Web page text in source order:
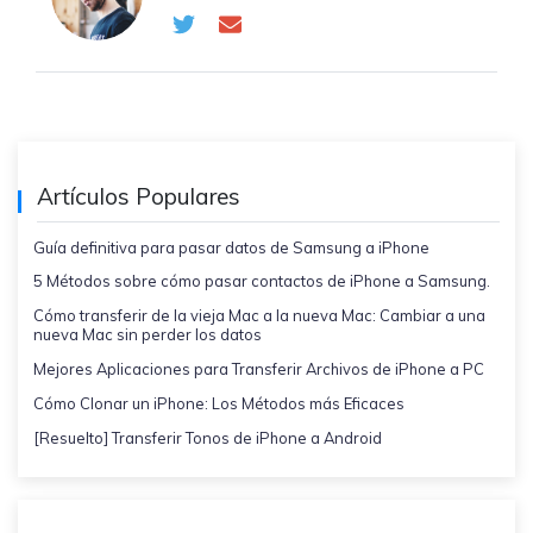
Artículos Populares
Guía definitiva para pasar datos de Samsung a iPhone
5 Métodos sobre cómo pasar contactos de iPhone a Samsung.
Cómo transferir de la vieja Mac a la nueva Mac: Cambiar a una
nueva Mac sin perder los datos
Mejores Aplicaciones para Transferir Archivos de iPhone a PC
Cómo Clonar un iPhone: Los Métodos más Eficaces
[Resuelto] Transferir Tonos de iPhone a Android